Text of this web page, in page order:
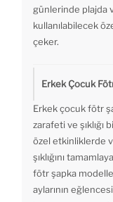
günlerinde plajda
kullanılabilecek
çeker.
Erkek Çocuk
Erkek çocuk fötr
zarafeti ve şıklığı
özel etkinliklerde
şıklığını
fötr şapka
aylarının